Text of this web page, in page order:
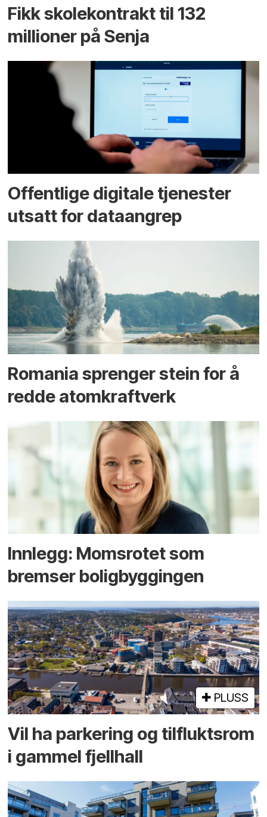
Fikk skole­kontrakt til 132
millioner på Senja
Offentlige digitale tjenester
utsatt for dataangrep
Romania sprenger stein for å
redde atomkraftverk
Innlegg: Moms­rotet som
bremser bolig­byggingen
PLUSS
Vil ha parkering og tilflukts­rom
i gammel fjellhall